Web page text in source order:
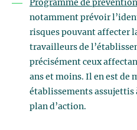
Programme de prévention
notamment prévoir
risques pouvant affecter
travailleurs de
précisément ceux
ans et moins. Il en est de
établissements assujettis
plan d’action.